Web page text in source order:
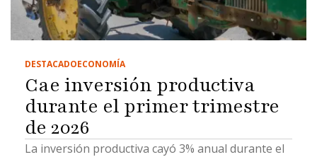
DESTACADOECONOMÍA
Cae inversión productiva
durante el primer trimestre
de 2026
La inversión productiva cayó 3% anual durante el